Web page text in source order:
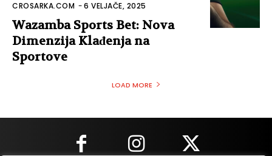
CROSARKA.COM -6 VELJAČE, 2025
Wazamba Sports Bet: Nova
Dimenzija Klađenja na
Sportove
LOAD MORE